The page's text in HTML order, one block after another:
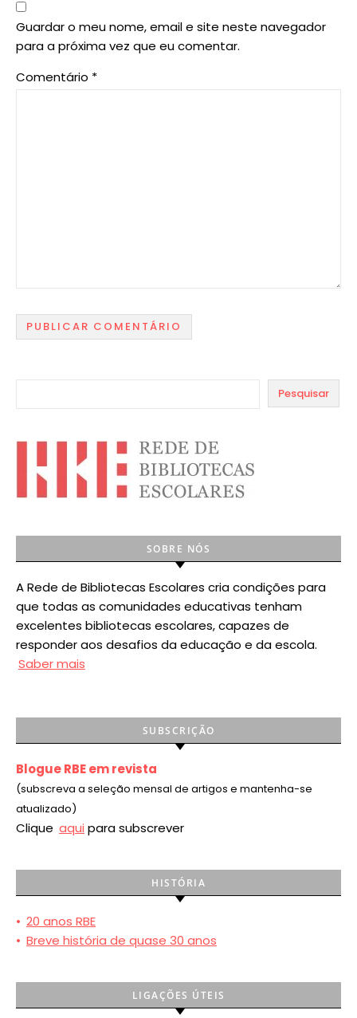
Guardar o meu nome, email e site neste navegador
para a próxima vez que eu comentar.
Comentário *
Pesquisar
SOBRE NÓS
A Rede de Bibliotecas Escolares cria condições para
que todas as comunidades educativas tenham
excelentes bibliotecas escolares, capazes de
responder aos desafios da educação e da escola.
Saber mais
SUBSCRIÇÃO
Blogue RBE em revista
(subscreva a seleção mensal de artigos e mantenha-se
atualizado)
Clique aqui para subscrever
HISTÓRIA
• 20 anos RBE
• Breve história de quase 30 anos
LIGAÇÕES ÚTEIS